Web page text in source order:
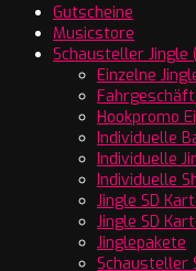
Gutscheine
Musicstore
Schausteller Jingle
Einzelne
Fahrgeschäft
Hookpromo
Individuelle
Individuelle
Individuelle
Jingle SD
Jingle SD
Jinglepakete
Schausteller